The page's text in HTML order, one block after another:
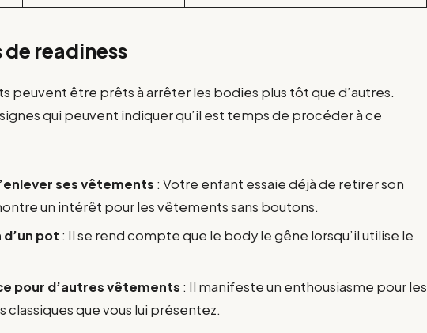
de readiness
peuvent être prêts à arrêter les bodies plus tôt que d’autres.
qui peuvent indiquer qu’il est temps de procéder à ce
ses vêtements : Votre enfant essaie déjà de retirer son
un intérêt pour les vêtements sans boutons.
pot : Il se rend compte que le body le gêne lorsqu’il utilise le
pour d’autres vêtements : Il manifeste un enthousiasme pour les
classiques que vous lui présentez.